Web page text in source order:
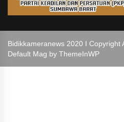
Bidikkameranews 2020 I Copyright
Default Mag by ThemeInWP